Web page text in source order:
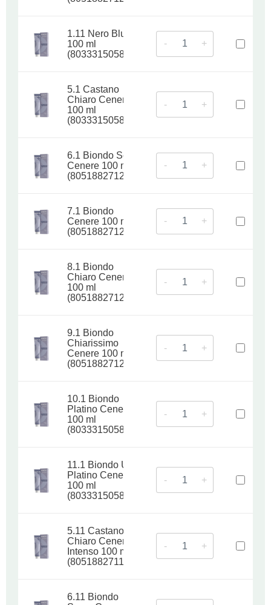
1.11 Nero Blu
100 ml
(8033315058956)
- +
5.1 Castano
Chiaro Cenere
100 ml
(8033315058949)
- +
6.1 Biondo Scuro
Cenere 100 ml
(8051882712095)
- +
7.1 Biondo
Cenere 100 ml
(8051882712231)
- +
8.1 Biondo
Chiaro Cenere
100 ml
(8051882712392)
- +
9.1 Biondo
Chiarissimo
Cenere 100 ml
(8051882712514)
- +
10.1 Biondo
Platino Cenere
100 ml
(8033315058895)
- +
11.1 Biondo Ultra
Platino Cenere
100 ml
(8033315058888)
- +
5.11 Castano
Chiaro Cenere
Intenso 100 ml
(8051882711982)
- +
6.11 Biondo